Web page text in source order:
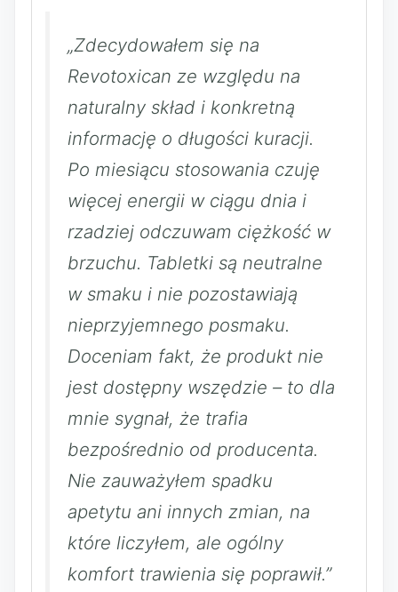
„Zdecydowałem się na
Revotoxican ze względu na
naturalny skład i konkretną
informację o długości kuracji.
Po miesiącu stosowania czuję
więcej energii w ciągu dnia i
rzadziej odczuwam ciężkość w
brzuchu. Tabletki są neutralne
w smaku i nie pozostawiają
nieprzyjemnego posmaku.
Doceniam fakt, że produkt nie
jest dostępny wszędzie – to dla
mnie sygnał, że trafia
bezpośrednio od producenta.
Nie zauważyłem spadku
apetytu ani innych zmian, na
które liczyłem, ale ogólny
komfort trawienia się poprawił.”